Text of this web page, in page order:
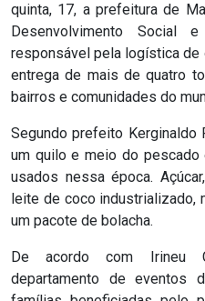
DO
RN
ASSEMBLEIA
E
VOCÊ
ASSEMBLEIA
LEGISLATIVA
DO
quinta, 17, a prefeitura de
Desenvolvimento Social
responsável pela logística
entrega de mais de quatro
bairros e comunidades do
Segundo prefeito Kerginaldo
um quilo e meio do
usados nessa época.
leite de coco industrializado,
um pacote de bolacha.
De acordo com Irineu
departamento de eventos